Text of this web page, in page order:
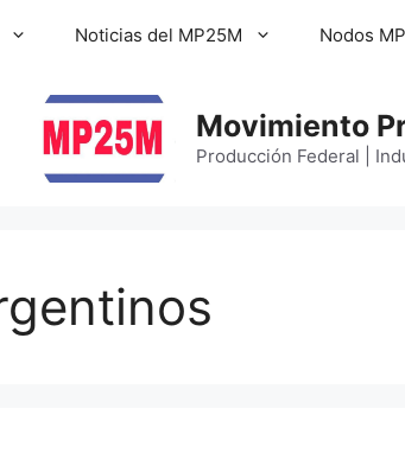
Noticias del MP25M Nodos
Movimiento
Producción Federal |